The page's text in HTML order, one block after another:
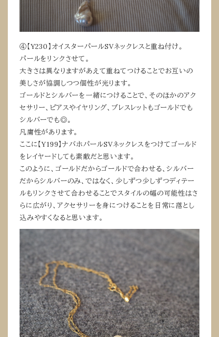
④【Y230】オイスターパールSVネックレスと重ね付け。
パールをリンクさせて。
大きさは異なりますがあえて重ねてつけることでお互いの
美しさが協調しつつ個性が光ります。
ゴールドとシルバーを一緒につけることで、そのほかのアク
セサリー、ピアスやイヤリング、ブレスレットもゴールドでも
シルバーでも◎。
凡庸性があります。
ここに【Y199】ナバホパールSVネックレスをつけてゴールド
をレイヤードしても素敵だと思います。
このように、ゴールドだからゴールドで合わせる、シルバー
だからシルバーのみ、ではなく、少しずつ少しずつディテー
ルもリンクさせて合わせることでスタイルの幅の可能性はさ
らに広がり、アクセサリーを身につけることを日常に落とし
込みやすくなると思います。